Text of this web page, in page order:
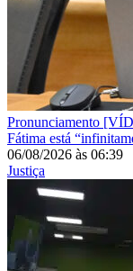
Pronunciamento
Fátima está
06/08/2026 às 06:39
Justiça